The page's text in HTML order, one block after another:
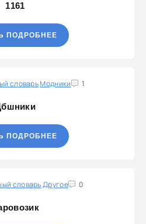
1161
ПОДРОБНЕЕ
словарьМодники 1
ПОДРОБНЕЕ
словарьДругое 0